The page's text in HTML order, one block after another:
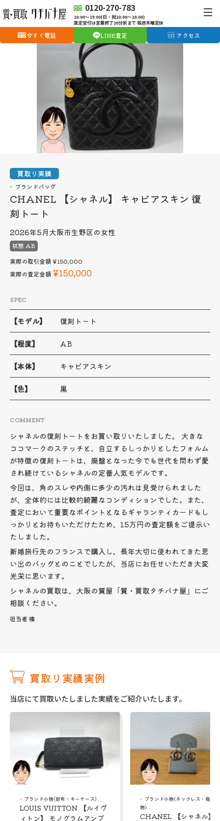
0120-270-783
10:00〜19:00(日・祝10:00〜18:00)
査定受付は営業終了20分前まで 毎週木曜定休
今すぐ電話 LINE査定 アクセス
買取り実績
ブランドバッグ
CHANEL 【シャネル】 キャビアスキン 復
刻トート
2026年5月大阪市生野区の女性
状態 AB
実際の取引金額¥150,000
実際の査定金額 ¥150,000
SPEC
【モデル】 復刻トート
【程度】 AB
【本体】 キャビアスキン
【色】 黒
COMMENT
シャネルの復刻トートをお買い取りいたしました。 大きな
ココマークのステッチと、自立するしっかりとしたフォルム
が特徴の復刻トートは、廃盤となった今でも世代を問わず愛
され続けているシャネルの定番人気モデルです。
今回は、角のスレや内側に多少の汚れは見受けられました
が、全体的には比較的綺麗なコンディションでした。また、
査定において重要なポイントとなるギャランティカードもし
っかりとお持ちいただけたため、15万円の査定額をご提示い
たしました。
新婚旅行先のフランスで購入し、長年大切に使われてきた思
い出のバッグとのことでしたが、当店にお任せいただき大変
光栄に思います。
シャネルの買取は、大阪の質屋「質・買取タチバナ屋」にご
相談ください。
担当者:橘
買取り実績実例
当店にて買取いたしました実績をご紹介いたします。
ブランド小物(財布・キーケース)
LOUIS VUITTON 【ルイヴ
ィトン】 モノグラムアンプ
ブランド小物(ネックレス・指輪
物)
CHANEL 【シャネル】